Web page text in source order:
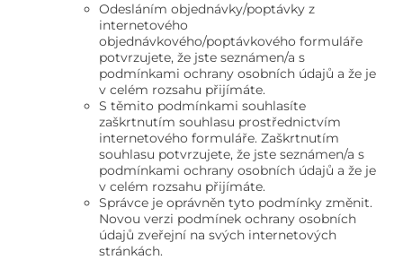
Odesláním objednávky/poptávky z
internetového
objednávkového/poptávkového formuláře
potvrzujete, že jste seznámen/a s
podmínkami ochrany osobních údajů a že je
v celém rozsahu přijímáte.
S těmito podmínkami souhlasíte
zaškrtnutím souhlasu prostřednictvím
internetového formuláře. Zaškrtnutím
souhlasu potvrzujete, že jste seznámen/a s
podmínkami ochrany osobních údajů a že je
v celém rozsahu přijímáte.
Správce je oprávněn tyto podmínky změnit.
Novou verzi podmínek ochrany osobních
údajů zveřejní na svých internetových
stránkách.